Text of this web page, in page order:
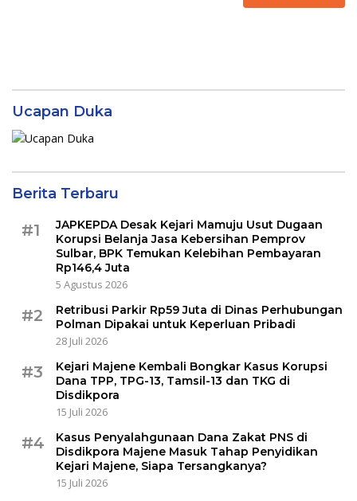
Ucapan Duka
Berita Terbaru
#1
JAPKEPDA Desak Kejari Mamuju Usut Dugaan
Korupsi Belanja Jasa Kebersihan Pemprov
Sulbar, BPK Temukan Kelebihan Pembayaran
Rp146,4 Juta
5 Agustus 2026
#2
Retribusi Parkir Rp59 Juta di Dinas Perhubungan
Polman Dipakai untuk Keperluan Pribadi
28 Juli 2026
#3
Kejari Majene Kembali Bongkar Kasus Korupsi
Dana TPP, TPG-13, Tamsil-13 dan TKG di
Disdikpora
15 Juli 2026
#4
Kasus Penyalahgunaan Dana Zakat PNS di
Disdikpora Majene Masuk Tahap Penyidikan
Kejari Majene, Siapa Tersangkanya?
15 Juli 2026